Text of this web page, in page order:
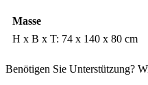
Masse
H x B x T: 74 x 140 x 80 cm
Benötigen Sie Unterstützung?